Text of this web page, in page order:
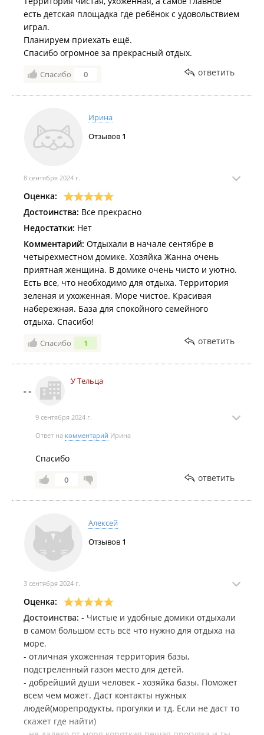
есть детская площадка где ребёнок с удовольствием
играл.
Планируем приехать ещё.
Спасибо огромное за прекрасный отдых.
Спасибо 0 ответить
Ирина
Отзывов 1
8 сентября 2024 г.
Оценка:
Достоинства: Все прекрасно
Недостатки: Нет
Комментарий: Отдыхали в начале сентябре в
четырехместном домике. Хозяйка Жанна очень
приятная женщина. В домике очень чисто и уютно.
Есть все, что необходимо для отдыха. Территория
зеленая и ухоженная. Море чистое. Красивая
набережная. База для спокойного семейного
отдыха. Спасибо!
Спасибо 1 ответить
У Тельца
9 сентября 2024 г.
Ответ на комментарий Ирина
Спасибо
0 ответить
Алексей
Отзывов 1
3 сентября 2024 г.
Оценка:
Достоинства: - Чистые и удобные домики отдыхали
в самом большом есть всё что нужно для отдыха на
море.
- отличная ухоженная территория базы,
подстреленный газон место для детей.
- добрейший души человек - хозяйка базы. Поможет
всем чем может. Даст контакты нужных
людей(морепродукты, прогулки и тд. Если не даст то
скажет где найти)